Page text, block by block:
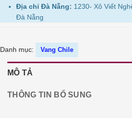
Địa chỉ Đà Nẵng: 1230- Xô Viết
Đà Nẵng
Danh mục: Vang Chile
MÔ TẢ
THÔNG TIN BỔ SUNG